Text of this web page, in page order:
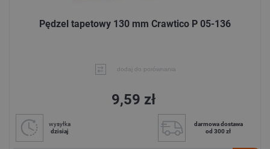
Pędzel tapetowy 130 mm Crawtico P 05-136
dodaj do porównania
9,59 zł
wysyłka
dzisiaj
darmowa dostawa
od 300 zł